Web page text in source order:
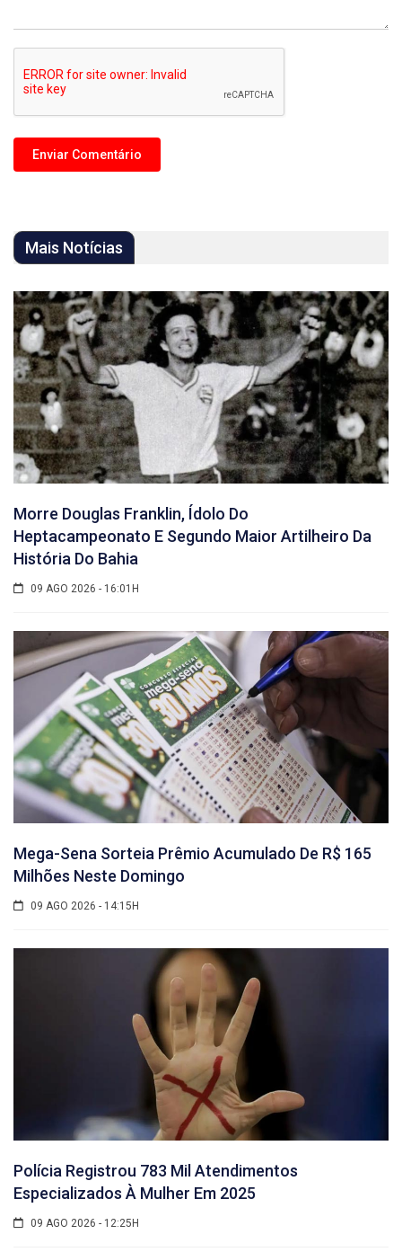
Mais Notícias
Morre Douglas Franklin, Ídolo Do
Heptacampeonato E Segundo Maior Artilheiro Da
História Do Bahia
09 AGO 2026 - 16:01H
Mega-Sena Sorteia Prêmio Acumulado De R$ 165
Milhões Neste Domingo
09 AGO 2026 - 14:15H
Polícia Registrou 783 Mil Atendimentos
Especializados À Mulher Em 2025
09 AGO 2026 - 12:25H